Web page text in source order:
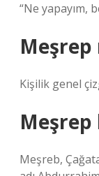
“Ne yapayım,
Meşrep
Kişilik genel
Meşreb,